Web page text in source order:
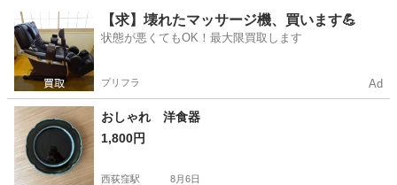
東京 杉並区 西荻窪駅 手帳 文房具
【求】壊れたマッサージ機、買います💪
状態が悪くてもOK！最大限買取します
プリフラ Ad
おしゃれ 洋食器
1,800円
西荻窪駅 8月6日